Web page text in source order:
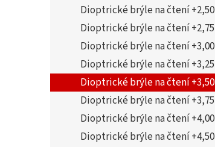
Dioptrické brýle na čtení +2,50
Dioptrické brýle na čtení +2,75
Dioptrické brýle na čtení +3,00
Dioptrické brýle na čtení +3,25
Dioptrické brýle na čtení +3,50
Dioptrické brýle na čtení +3,75
Dioptrické brýle na čtení +4,00
Dioptrické brýle na čtení +4,50